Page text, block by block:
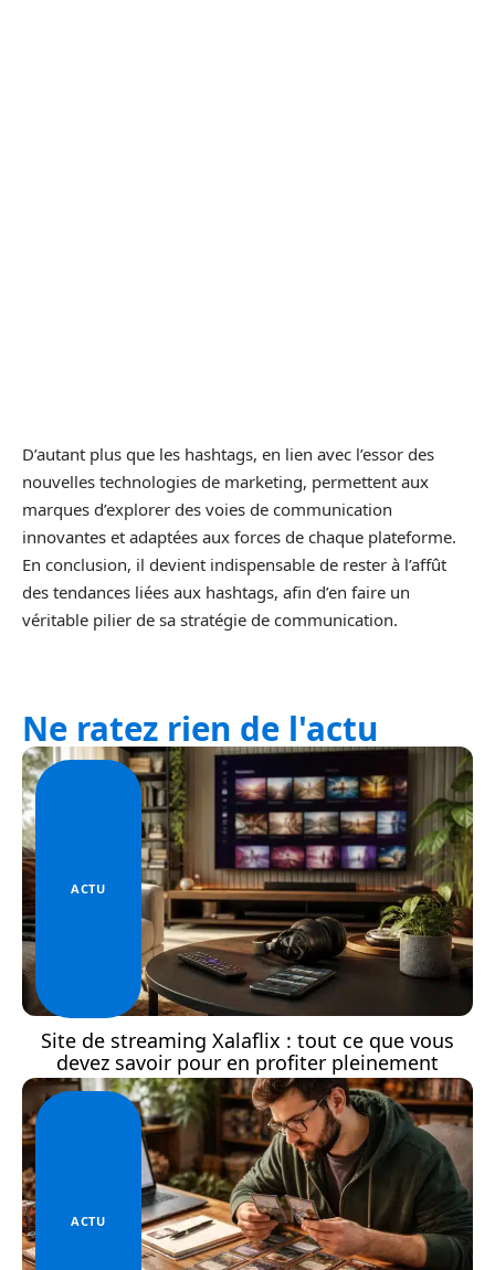
D’autant plus que les hashtags, en lien avec l’essor des
nouvelles technologies de marketing, permettent aux
marques d’explorer des voies de communication
innovantes et adaptées aux forces de chaque plateforme.
En conclusion, il devient indispensable de rester à l’affût
des tendances liées aux hashtags, afin d’en faire un
véritable pilier de sa stratégie de communication.
Ne ratez rien de l'actu
ACTU
Site de streaming Xalaflix : tout ce que vous
devez savoir pour en profiter pleinement
ACTU